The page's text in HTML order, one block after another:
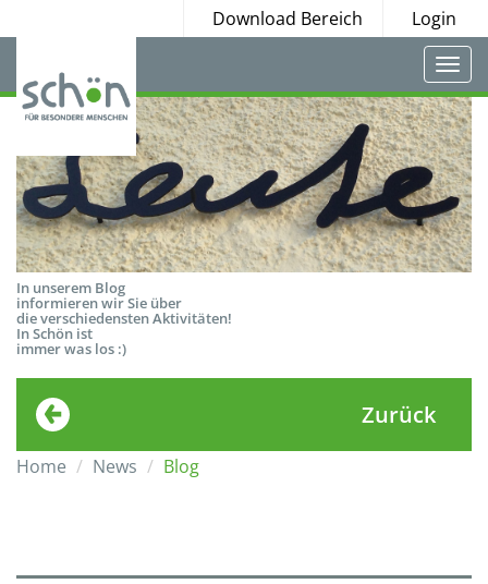
Download Bereich Login
In unserem Blog
informieren wir Sie über
die verschiedensten Aktivitäten!
In Schön ist
immer was los :)
Zurück
Home News Blog